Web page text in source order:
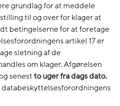
grundlag for at meddele
til og over for klager at
betingelserne for at foretage
artikel 17 er
sletning af de
om klager. Afgørelsen
senestto uger fra dags dato.